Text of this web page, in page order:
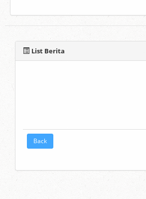
List Berita
Back